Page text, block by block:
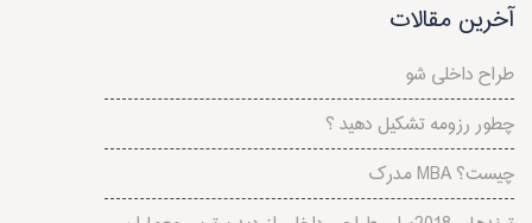
آخرین مقالات
طراح داخلی شو
چطور رزومه تشکیل دهید ؟
مدرک MBA چیست؟